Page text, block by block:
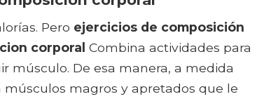
Pero ejercicios de composición
corporal Combina actividades para
músculo. De esa manera, a medida
magros y apretados que le